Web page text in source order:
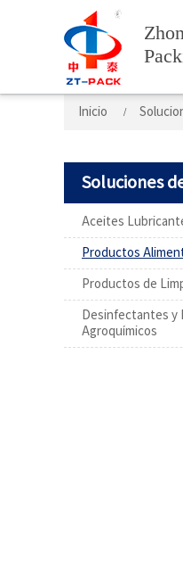
Inicio
Soluciones
Aceites
Productos
Productos de
Desinfectantes y
Agroquímicos